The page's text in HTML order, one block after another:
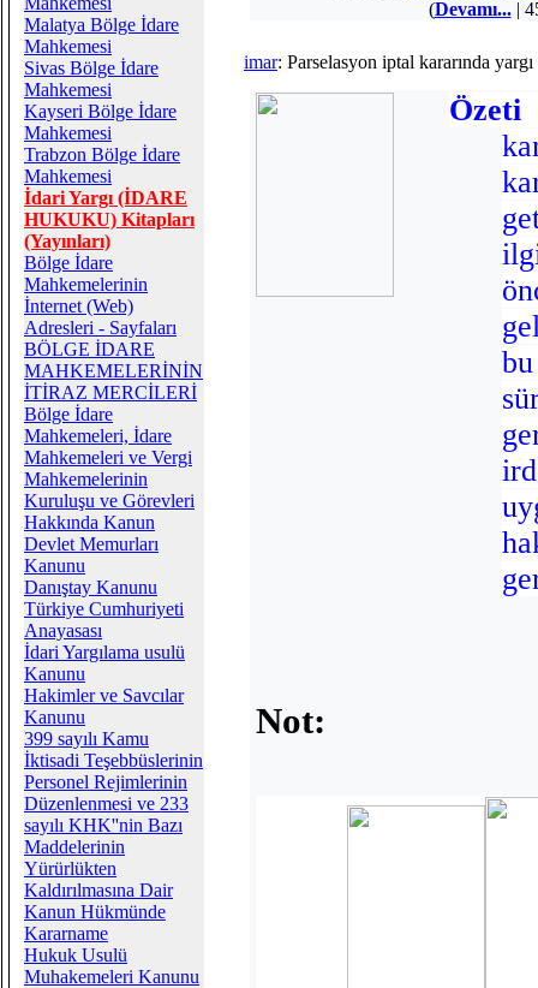
Malatya Bölge İdare
Mahkemesi
Sivas Bölge İdare
Mahkemesi
Kayseri Bölge İdare
Mahkemesi
Trabzon Bölge İdare
Mahkemesi
İdari Yargı (İDARE
HUKUKU) Kitapları
(Yayınları)
Bölge İdare
Mahkemelerinin
İnternet (Web)
Adresleri - Sayfaları
BÖLGE İDARE
MAHKEMELERİNİN
İTİRAZ MERCİLERİ
Bölge İdare
Mahkemeleri, İdare
Mahkemeleri ve Vergi
Mahkemelerinin
Kuruluşu ve Görevleri
Hakkında Kanun
Devlet Memurları
Kanunu
Danıştay Kanunu
Türkiye Cumhuriyeti
Anayasası
İdari Yargılama usulü
Kanunu
Hakimler ve Savcılar
Kanunu
399 sayılı Kamu
İktisadi Teşebbüslerinin
Personel Rejimlerinin
Düzenlenmesi ve 233
sayılı KHK''nin Bazı
Maddelerinin
Yürürlükten
Kaldırılmasına Dair
Kanun Hükmünde
Kararname
Hukuk Usulü
Muhakemeleri Kanunu
(Devamı...|
imar: Parselasyon iptal kararında yargı
Not: